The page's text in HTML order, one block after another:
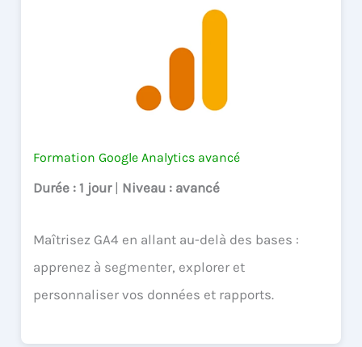
Formation Google Analytics avancé
Durée : 1 jour | Niveau : avancé
Maîtrisez GA4 en allant au-delà des bases :
apprenez à segmenter, explorer et
personnaliser vos données et rapports.